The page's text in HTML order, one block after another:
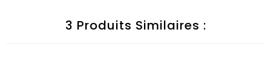
3 Produits Similaires :